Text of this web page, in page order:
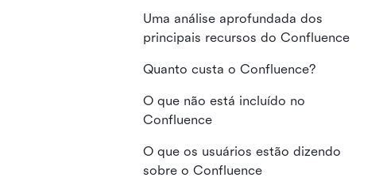
Uma análise aprofundada dos
principais recursos do Confluence
Quanto custa o Confluence?
O que não está incluído no
Confluence
O que os usuários estão dizendo
sobre o Confluence